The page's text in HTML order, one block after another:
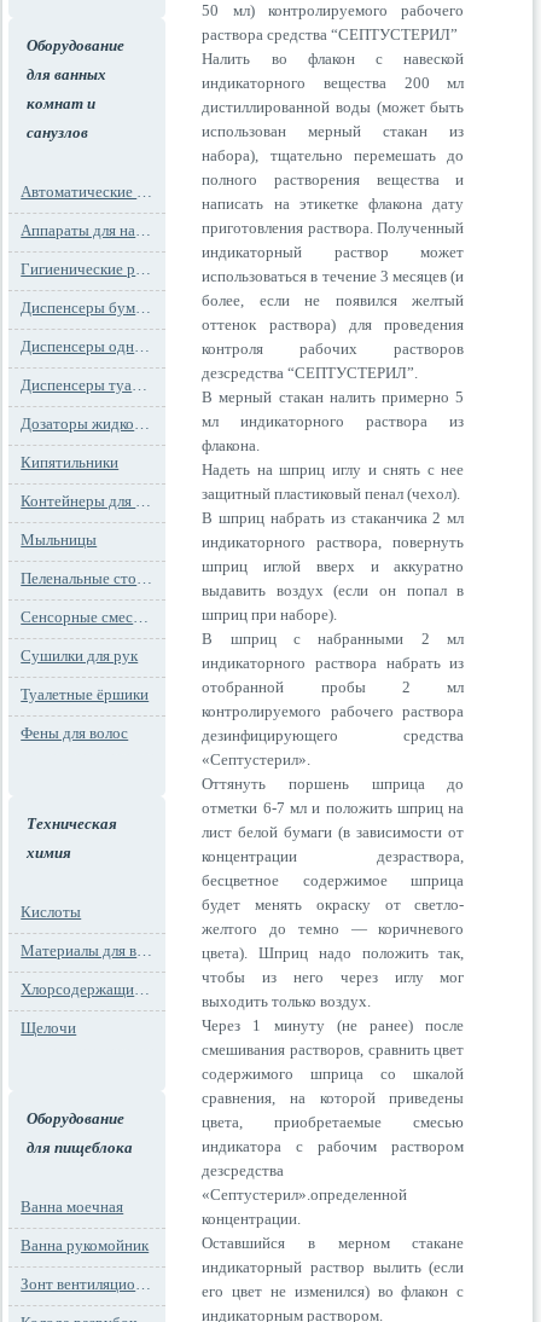
Оборудование
для ванных
комнат и
санузлов
Автоматические освежители воздуха
Аппараты для надевания бахил
Гигиенические расходные материалы
Диспенсеры бумажных полотенец
Диспенсеры одноразовых сидений на унитаз
Диспенсеры туалетной бумаги
Дозаторы жидкого мыла
Кипятильники
Контейнеры для мусора
Мыльницы
Пеленальные столы и детские сидения
Сенсорные смесители
Сушилки для рук
Туалетные ёршики
Фены для волос
Техническая
химия
Кислоты
Материалы для водоподготовки
Хлорсодержащие препараты
Щелочи
Оборудование
для пищеблока
Ванна моечная
Ванна рукомойник
Зонт вентиляционный
50 мл) контролируемого рабочего
раствора средства “СЕПТУСТЕРИЛ”
Налить во флакон с навеской
индикаторного вещества 200 мл
дистиллированной воды (может быть
использован мерный стакан из
набора), тщательно перемешать до
полного растворения вещества и
написать на этикетке флакона дату
приготовления раствора. Полученный
индикаторный раствор может
использоваться в течение 3 месяцев (и
более, если не появился желтый
оттенок раствора) для проведения
контроля рабочих растворов
дезсредства “СЕПТУСТЕРИЛ”.
В мерный стакан налить примерно 5
мл индикаторного раствора из
флакона.
Надеть на шприц иглу и снять с нее
защитный пластиковый пенал (чехол).
В шприц набрать из стаканчика 2 мл
индикаторного раствора, повернуть
шприц иглой вверх и аккуратно
выдавить воздух (если он попал в
шприц при наборе).
В шприц с набранными 2 мл
индикаторного раствора набрать из
отобранной пробы 2 мл
контролируемого рабочего раствора
дезинфицирующего средства
«Септустерил».
Оттянуть поршень шприца до
отметки 6-7 мл и положить шприц на
лист белой бумаги (в зависимости от
концентрации дезраствора,
бесцветное содержимое шприца
будет менять окраску от светло-
желтого до темно — коричневого
цвета). Шприц надо положить так,
чтобы из него через иглу мог
выходить только воздух.
Через 1 минуту (не ранее) после
смешивания растворов, сравнить цвет
содержимого шприца со шкалой
сравнения, на которой приведены
цвета, приобретаемые смесью
индикатора с рабочим раствором
дезсредства
«Септустерил».определенной
концентрации.
Оставшийся в мерном стакане
индикаторный раствор вылить (если
его цвет не изменился) во флакон с
индикаторным раствором.